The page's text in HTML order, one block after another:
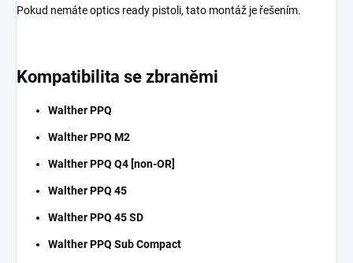
Pokud nemáte optics ready pistoli, tato montáž je řešením.
Kompatibilita se zbraněmi
Walther PPQ
Walther PPQ M2
Walther PPQ Q4 [non-OR]
Walther PPQ 45
Walther PPQ 45 SD
Walther PPQ Sub Compact